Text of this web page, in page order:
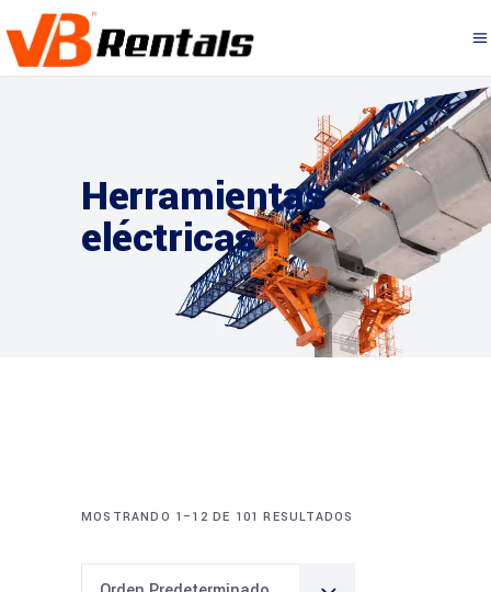
Herramientas
eléctricas
MOSTRANDO 1–12 DE 101 RESULTADOS